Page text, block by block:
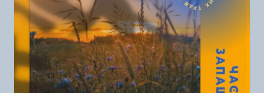
по
записям